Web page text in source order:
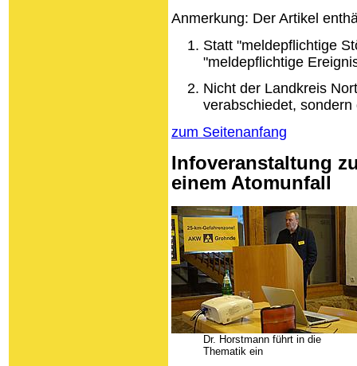
Anmerkung: Der Artikel
Statt "meldepflichtige
"meldepflichtige
Nicht der Landkreis
verabschiedet,
zum Seitenanfang
Infoveranstaltung
einem Atomunfall
Dr. Horstmann führt in die
Thematik ein